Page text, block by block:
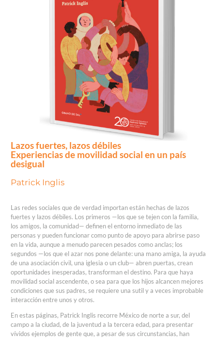
Lazos fuertes, lazos débiles
Experiencias de movilidad social en un país
desigual
Patrick Inglis
Las redes sociales que de verdad importan están hechas de lazos
fuertes y lazos débiles. Los primeros —los que se tejen con la familia,
los amigos, la comunidad— definen el entorno inmediato de las
personas y pueden funcionar como punto de apoyo para abrirse paso
en la vida, aunque a menudo parecen pesados como anclas; los
segundos —los que el azar nos pone delante: una mano amiga, la ayuda
de una asociación civil, una iglesia o un club— abren puertas, crean
oportunidades inesperadas, transforman el destino. Para que haya
movilidad social ascendente, o sea para que los hijos alcancen mejores
condiciones que sus padres, se requiere una sutil y a veces improbable
interacción entre unos y otros.
En estas páginas, Patrick Inglis recorre México de norte a sur, del
campo a la ciudad, de la juventud a la tercera edad, para presentar
vívidos ejemplos de gente que, a pesar de sus circunstancias, han